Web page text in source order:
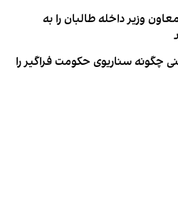
وزیر داخله طالبان را به
چگونه سناریوی حکومت فراگیر را